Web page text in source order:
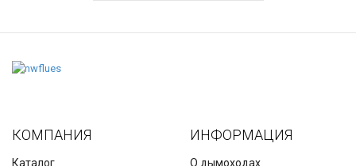
КОМПАНИЯ
Каталог
ИНФОРМАЦИЯ
О дымоходах